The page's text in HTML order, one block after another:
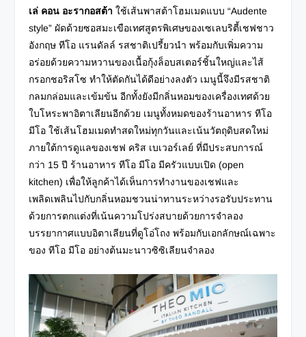
เล่ คอน อะรากอสต้าใช้เส้นพาสต้าโฮมเมดแบบ “Audente
style” ผัดด้วยซอสมะเขือเทศสูตรพิเศษของเซเลบริตี้เชฟชาว
อังกฤษ ทีโอ แรนดัลล์ รสชาติเปรี้ยวนำ พร้อมกับเพิ่มความ
อร่อยด้วยความหวานของเนื้อกุ้งล็อบสเตอร์ชิ้นใหญ่และไส้
กรอกชอริสโซ ทำให้ตัดกันได้ดีอย่างลงตัว เมนูนี้จึงมีรสชาติ
กลมกล่อมและเข้มข้น อีกทั้งยังมีกลิ่นหอมของเครื่องเทศด้วย
ใบโหระพาอิตาเลียนอีกด้วย เมนูทั้งหมดของร้านอาหาร ทีโอ
มีโอ ใช้เส้นโฮมเมดทำสดใหม่ทุกวันและเน้นวัตถุดิบสดใหม่
ภายใต้การดูแลของเชฟ คริส เบเวอร์เลย์ ที่มีประสบการณ์
กว่า 15 ปี ร้านอาหาร ทีโอ มีโอ มีครัวแบบเปิด (open
kitchen) เพื่อให้ลูกค้าได้เห็นการทำงานของเชฟและ
เพลิดเพลินไปกับกลิ่นหอมชวนน่าทานระหว่างรอรับประทาน
ด้วยการตกแต่งที่เน้นความโปร่งสบายด้วยการจำลอง
บรรยากาศแบบอิตาเลียนที่ดูโอ่โถง พร้อมกับเอกลักษณ์เฉพาะ
ของ ทีโอ มีโอ อย่างต้นมะนาวซิซิเลียนจำลอง